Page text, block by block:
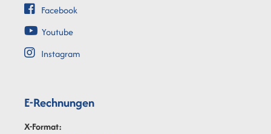
Facebook
Youtube
Instagram
E-Rechnungen
X-Format: